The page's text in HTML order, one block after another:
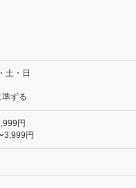
土・日
ずる
円
3,999円